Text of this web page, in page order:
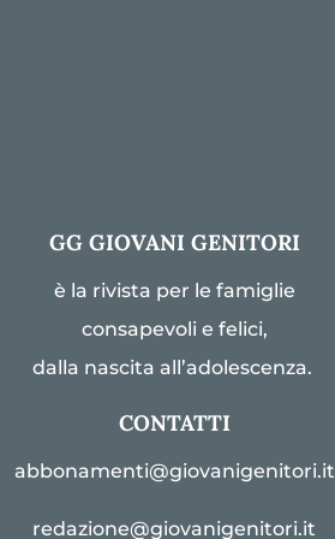
GG GIOVANI GENITORI
è la rivista per le famiglie
consapevoli e felici,
dalla nascita all’adolescenza.
CONTATTI
abbonamenti@giovanigenitori.it
redazione@giovanigenitori.it